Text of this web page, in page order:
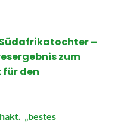
–
zum
für den
„bestes